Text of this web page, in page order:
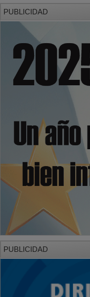
PUBLICIDAD
PUBLICIDAD